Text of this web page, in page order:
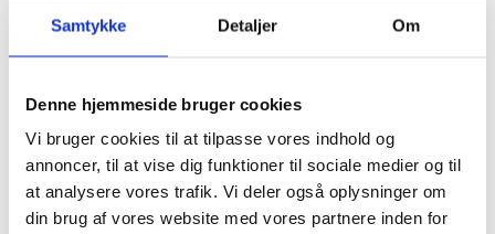
Samtykke Detaljer Om
Denne hjemmeside bruger cookies
Vi bruger cookies til at tilpasse vores indhold og
annoncer, til at vise dig funktioner til sociale medier og til
at analysere vores trafik. Vi deler også oplysninger om
din brug af vores website med vores partnere inden for
positionering, hvis du vil frem
Tema:Bestyrelsens lunte for topdirektøren er blevet kortere
Tilmeld dig vores
nyhedsbrev
– og modtag Ole Borchs bog
“Succes i en dansk bestyrelse”